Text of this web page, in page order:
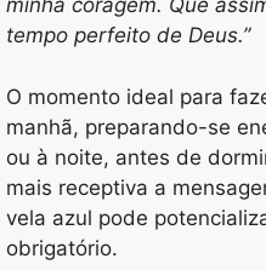
minha coragem. Que
tempo perfeito de Deus.”
O momento ideal para
manhã, preparando-se
ou à noite, antes de
mais receptiva a
vela azul pode
obrigatório.